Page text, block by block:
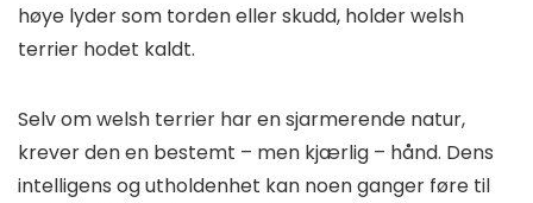
høye lyder som torden eller skudd, holder welsh
terrier hodet kaldt.
Selv om welsh terrier har en sjarmerende natur,
krever den en bestemt – men kjærlig – hånd. Dens
intelligens og utholdenhet kan noen ganger føre til